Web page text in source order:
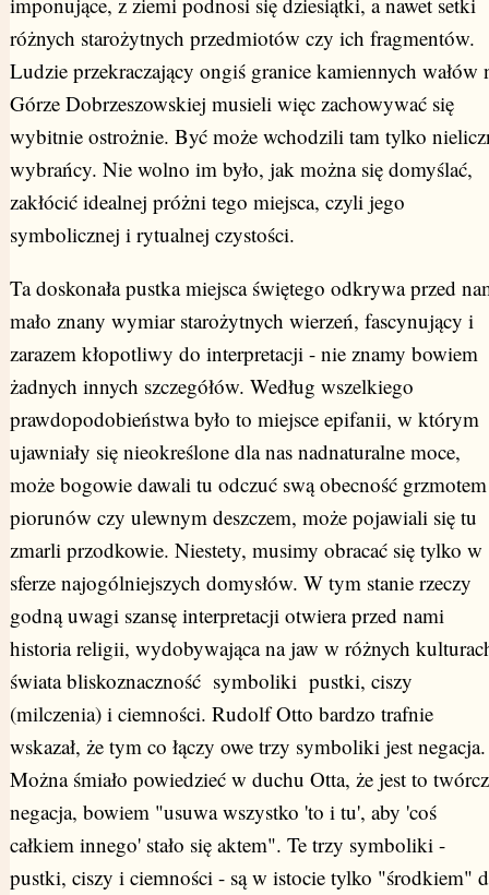
różnych starożytnych przedmiotów czy ich fragmentów.
Ludzie przekraczający ongiś granice kamiennych wałów
Górze Dobrzeszowskiej musieli więc zachowywać się
wybitnie ostrożnie. Być może wchodzili tam tylko
wybrańcy. Nie wolno im było, jak można się domyślać,
zakłócić idealnej próżni tego miejsca, czyli jego
symbolicznej i rytualnej czystości.
Ta doskonała pustka miejsca świętego odkrywa przed
mało znany wymiar starożytnych wierzeń, fascynujący i
zarazem kłopotliwy do interpretacji - nie znamy bowiem
żadnych innych szczegółów. Według wszelkiego
prawdopodobieństwa było to miejsce epifanii, w którym
ujawniały się nieokreślone dla nas nadnaturalne moce,
może bogowie dawali tu odczuć swą obecność grzmotem
piorunów czy ulewnym deszczem, może pojawiali się tu
zmarli przodkowie. Niestety, musimy obracać się tylko w
sferze najogólniejszych domysłów. W tym stanie rzeczy
godną uwagi szansę interpretacji otwiera przed nami
historia religii, wydobywająca na jaw w różnych
świata bliskoznaczność symboliki pustki, ciszy
(milczenia) i ciemności. Rudolf Otto bardzo trafnie
wskazał, że tym co łączy owe trzy symboliki jest negacja.
Można śmiało powiedzieć w duchu Otta, że jest to
negacja, bowiem "usuwa wszystko 'to i tu', aby 'coś
całkiem innego' stało się aktem". Te trzy symboliki -
pustki, ciszy i ciemności - są w istocie tylko "środkiem"